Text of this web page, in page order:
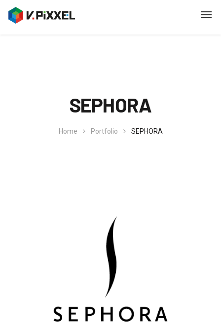
SEPHORA
Home Portfolio SEPHORA